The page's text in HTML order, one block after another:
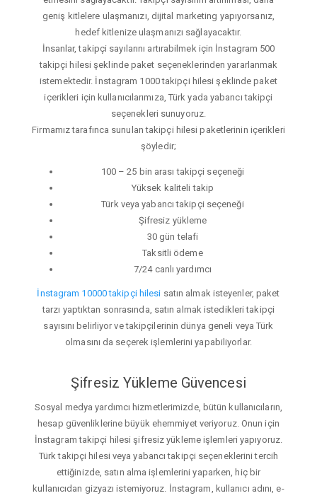
geniş kitlelere ulaşmanızı, dijital marketing yapıyorsanız,
hedef kitlenize ulaşmanızı sağlayacaktır.
İnsanlar, takipçi sayılarını artırabilmek için İnstagram 500
takipçi hilesi şeklinde paket seçeneklerinden yararlanmak
istemektedir. İnstagram 1000 takipçi hilesi şeklinde paket
içerikleri için kullanıcılarımıza, Türk yada yabancı takipçi
seçenekleri sunuyoruz.
Firmamız tarafınca sunulan takipçi hilesi paketlerinin içerikleri
şöyledir;
100 – 25 bin arası takipçi seçeneği
Yüksek kaliteli takip
Türk veya yabancı takipçi seçeneği
Şifresiz yükleme
30 gün telafi
Taksitli ödeme
7/24 canlı yardımcı
İnstagram 10000 takipçi hilesi satın almak isteyenler, paket
tarzı yaptıktan sonrasında, satın almak istedikleri takipçi
sayısını belirliyor ve takipçilerinin dünya geneli veya Türk
olmasını da seçerek işlemlerini yapabiliyorlar.
Şifresiz Yükleme Güvencesi
Sosyal medya yardımcı hizmetlerimizde, bütün kullanıcıların,
hesap güvenliklerine büyük ehemmiyet veriyoruz. Onun için
İnstagram takipçi hilesi şifresiz yükleme işlemleri yapıyoruz.
Türk takipçi hilesi veya yabancı takipçi seçeneklerini tercih
ettiğinizde, satın alma işlemlerini yaparken, hiç bir
kullanıcıdan gizyazı istemiyoruz. İnstagram, kullanıcı adını, e-